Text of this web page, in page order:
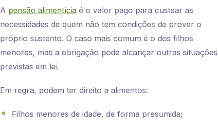
A pensão alimentícia é o valor pago para custear as
necessidades de quem não tem condições de prover o
próprio sustento. O caso mais comum é o dos filhos
menores, mas a obrigação pode alcançar outras situações
previstas em lei.
Em regra, podem ter direito a alimentos:
Filhos menores de idade, de forma presumida;